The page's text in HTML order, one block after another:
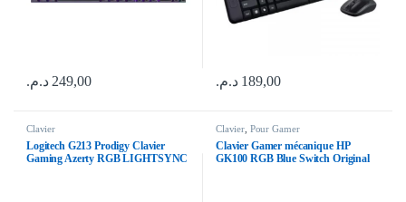
249,00 د.م. 189,00 د.م.
Clavier
Logitech G213 Prodigy Clavier
Gaming Azerty RGB LIGHTSYNC
Clavier Pour Gamer
Clavier Gamer mécanique HP
GK100 RGB Blue Switch Original